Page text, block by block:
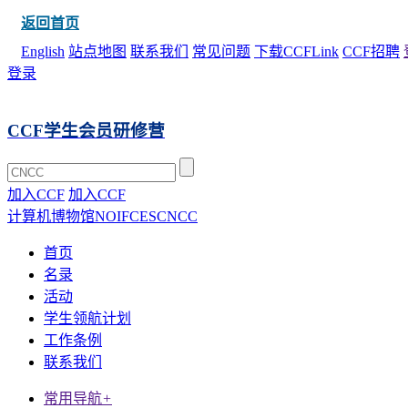
返回首页
English 站点地图 联系我们 常见问题 下载CCFLink CCF招聘
登录
CCF学生会员研修营
加入CCF 加入CCF
计算机博物馆NOIFCESCNCC
首页
名录
活动
学生领航计划
工作条例
联系我们
常用导航+